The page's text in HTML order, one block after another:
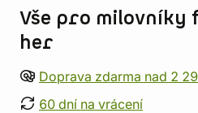
Vše pro milovníky
her
Doprava zdarma nad 2
60 dní na vrácení